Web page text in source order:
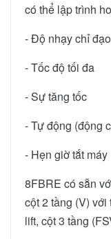
có thể lập trình
- Độ nhạy chỉ đạo
- Tốc độ tối đa
- Sự tăng tốc
- Tự động (động
- Hẹn giờ tắt máy
8FBRE có sẵn
cột 2 tầng (V)
lift, cột 3 tầng